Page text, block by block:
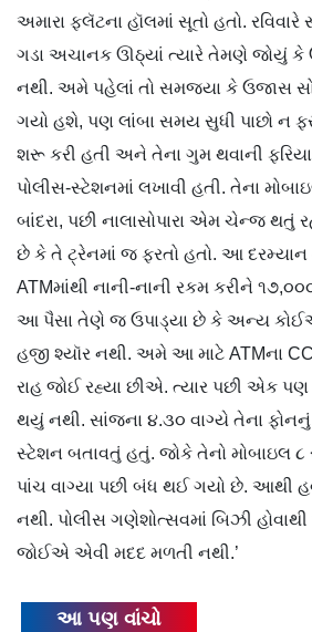
અમારા ફ્લૅટના હૉલમાં સૂતો હતો. રવિવારે
ગડા અચાનક ઊઠ્યાં ત્યારે તેમણે જોયું કે
નથી. અમે પહેલાં તો સમજ્યા કે ઉજાસ
ગયો હશે, પણ લાંબા સમય સુધી પાછો ન
શરૂ કરી હતી અને તેના ગુમ થવાની ફરિયાદ
પોલીસ-સ્ટેશનમાં લખાવી હતી. તેના
બાંદરા, પછી નાલાસોપારા એમ ચેન્જ થતું
છે કે તે ટ્રેનમાં જ ફરતો હતો. આ દરમ્યાન
ATMમાંથી નાની-નાની રકમ કરીને
આ પૈસા તેણે જ ઉપાડ્યા છે કે અન્ય
હજી શ્યૉર નથી. અમે આ માટે ATMના
રાહ જોઈ રહ્યા છીએ. ત્યાર પછી એક
થયું નથી. સાંજના ૪.૩૦ વાગ્યે તેના ફોનનું
સ્ટેશન બતાવતું હતું. જોકે તેનો મોબાઇલ ૮
પાંચ વાગ્યા પછી બંધ થઈ ગયો છે. આથી
નથી. પોલીસ ગણેશોત્સવમાં બિઝી
જોઈએ એવી મદદ મળતી નથી.’
આ પણ વાંચો